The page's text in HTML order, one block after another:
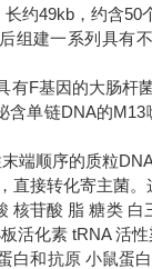
约49kb，约含
组建一系列具有
有F基因的大肠
单链DNA的
端顺序的质粒
接转化寄主菌。
核苷酸 脂 糖类
活化素 tRNA 活
白和抗原 小鼠